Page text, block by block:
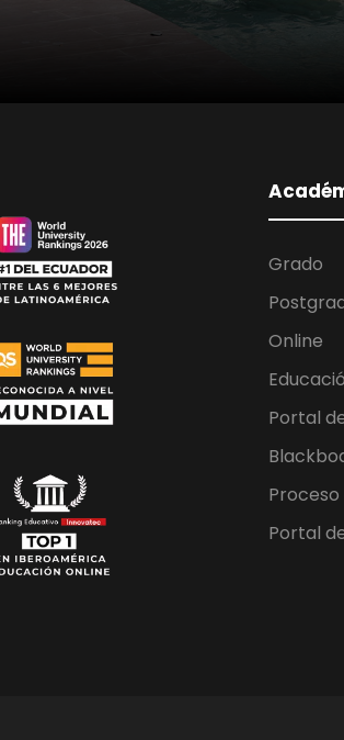
Grado
Online
Portal
Portal